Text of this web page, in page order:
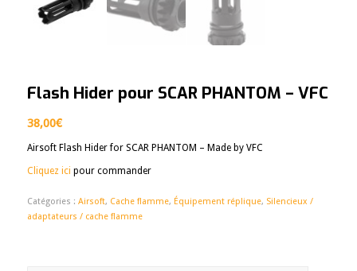
Flash Hider pour SCAR PHANTOM – VFC
38,00€
Airsoft Flash Hider for SCAR PHANTOM – Made by VFC
Cliquez ici pour commander
Catégories : Airsoft, Cache flamme, Équipement réplique, Silencieux /
adaptateurs / cache flamme